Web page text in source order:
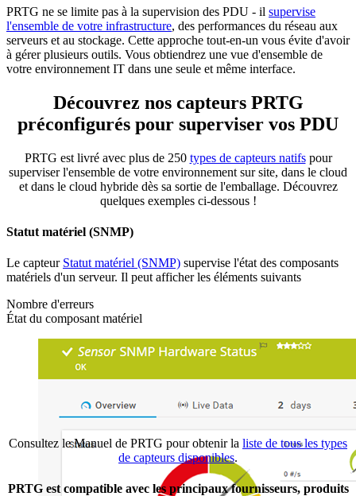
PRTG ne se limite pas à la supervision des PDU - il supervise
l'ensemble de votre infrastructure, des performances du réseau aux
serveurs et au stockage. Cette approche tout-en-un vous évite d'avoir
à gérer plusieurs outils. Vous obtiendrez une vue d'ensemble de
votre environnement IT dans une seule et même interface.
Découvrez nos capteurs PRTG
préconfigurés pour superviser vos PDU
PRTG est livré avec plus de 250 types de capteurs natifspour
superviser l'ensemble de votre environnement sur site, dans le cloud
et dans le cloud hybride dès sa sortie de l'emballage. Découvrez
quelques exemples ci-dessous !
Statut matériel (SNMP)
Le capteur Statut matériel (SNMP) supervise l'état des composants
matériels d'un serveur. Il peut afficher les éléments suivants
Nombre d'erreurs
État du composant matériel
Consultez le Manuel de PRTG pour obtenir la liste de tous les types
de capteurs disponibles.
PRTG est compatible avec les principaux fournisseurs, produits